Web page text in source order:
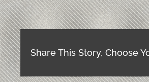
Share This Story, Choose